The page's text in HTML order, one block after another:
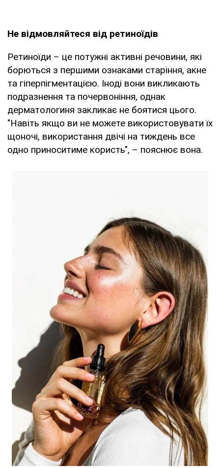
Не відмовляйтеся від ретиноїдів
Ретиноїди – це потужні активні речовини, які
борються з першими ознаками старіння, акне
та гіперпігментацією. Іноді вони викликають
подразнення та почервоніння, однак
дерматологиня закликає не боятися цього.
"Навіть якщо ви не можете використовувати їх
щоночі, використання двічі на тиждень все
одно приноситиме користь", – пояснює вона.